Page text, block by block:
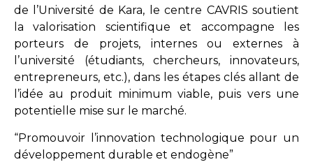
de l’Université de Kara, le centre CAVRIS soutient
la valorisation scientifique et accompagne les
porteurs de projets, internes ou externes à
l’université (étudiants, chercheurs, innovateurs,
entrepreneurs, etc.), dans les étapes clés allant de
l’idée au produit minimum viable, puis vers une
potentielle mise sur le marché.
“Promouvoir l’innovation technologique pour un
développement durable et endogène”